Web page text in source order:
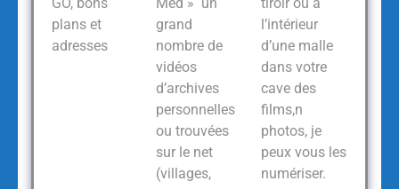
plans et
adresses
grand
nombre de
vidéos
d’archives
personnelles
ou trouvées
sur le net
(villages,
l’intérieur
d’une malle
dans votre
cave des
films,n
photos, je
peux vous les
numériser.